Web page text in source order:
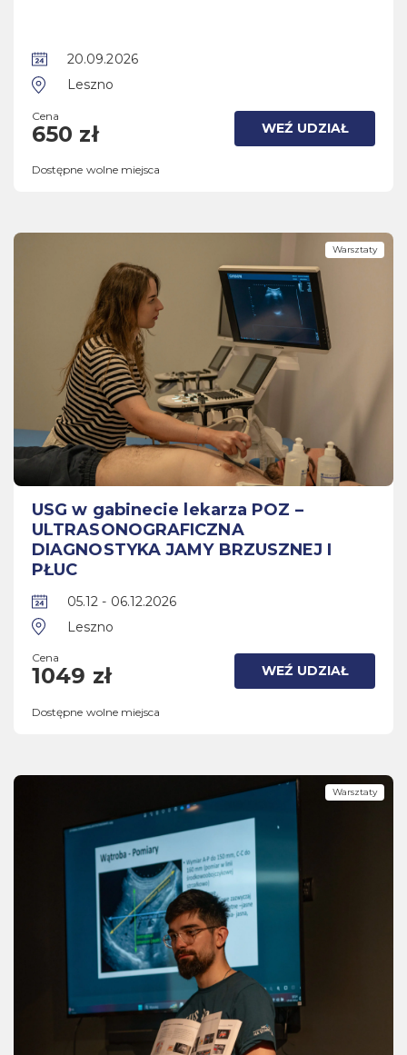
20.09.2026
Leszno
Cena
650 zł WEŹ UDZIAŁ
Dostępne wolne miejsca
Warsztaty
USG w gabinecie lekarza POZ –
ULTRASONOGRAFICZNA
DIAGNOSTYKA JAMY BRZUSZNEJ I
PŁUC
05.12 - 06.12.2026
Leszno
Cena
1049 zł WEŹ UDZIAŁ
Dostępne wolne miejsca
Warsztaty